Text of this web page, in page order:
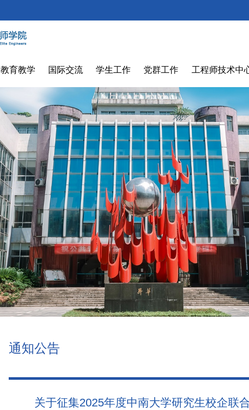
教育教学 国际交流 学生工作 党群工作 工程师技术中
通知公告
关于征集2025年度中南大学研究生校企联